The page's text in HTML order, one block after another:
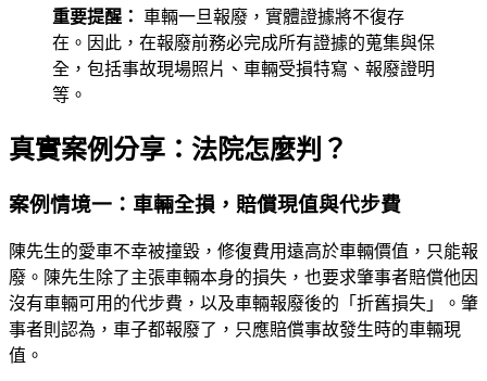
重要提醒： 車輛一旦報廢，實體證據將不復存
在。因此，在報廢前務必完成所有證據的蒐集與保
全，包括事故現場照片、車輛受損特寫、報廢證明
等。
真實案例分享：法院怎麼判？
案例情境一：車輛全損，賠償現值與代步費
陳先生的愛車不幸被撞毀，修復費用遠高於車輛價值，只能報
廢。陳先生除了主張車輛本身的損失，也要求肇事者賠償他因
沒有車輛可用的代步費，以及車輛報廢後的「折舊損失」。肇
事者則認為，車子都報廢了，只應賠償事故發生時的車輛現
值。